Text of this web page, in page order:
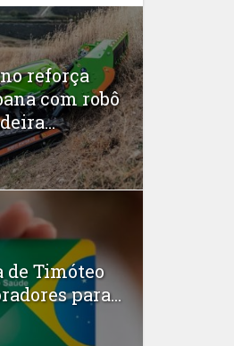
reforça
com robô
Timóteo
para...